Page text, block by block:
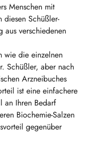
Menschen mit
diesen Schüßler-
aus verschiedenen
wie die einzelnen
Schüßler, aber nach
Arzneibuches
ist eine einfachere
an Ihren Bedarf
Biochemie-Salzen
gegenüber